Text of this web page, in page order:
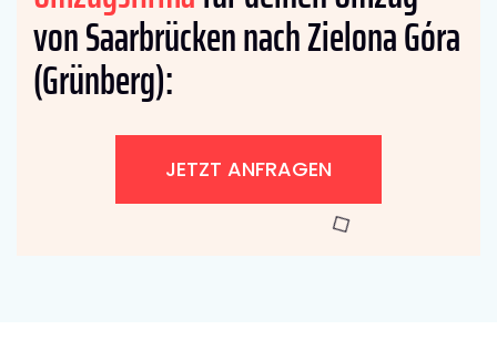
von Saarbrücken nach Zielona Góra
(Grünberg):
JETZT ANFRAGEN